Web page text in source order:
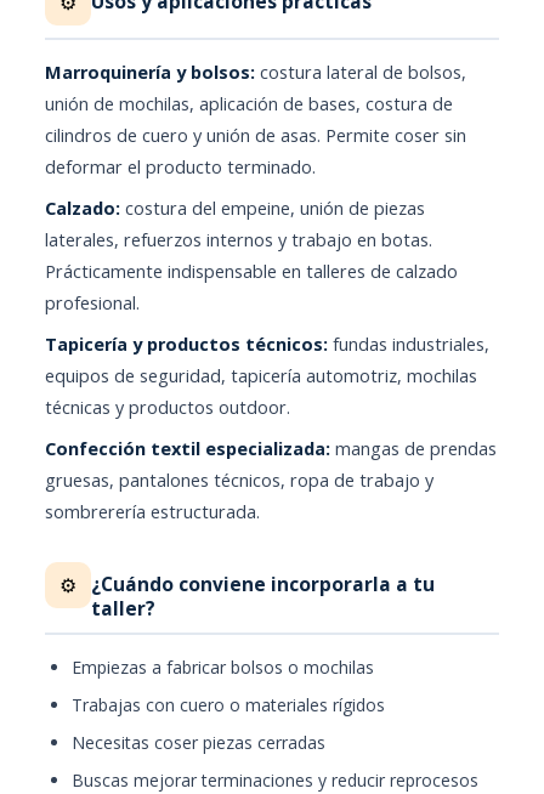
Marroquinería y bolsos:costura lateral de bolsos,
unión de mochilas, aplicación de bases, costura de
cilindros de cuero y unión de asas. Permite coser sin
deformar el producto terminado.
Calzado:costura del empeine, unión de piezas
laterales, refuerzos internos y trabajo en botas.
Prácticamente indispensable en talleres de calzado
profesional.
Tapicería y productos técnicos:fundas industriales,
equipos de seguridad, tapicería automotriz, mochilas
técnicas y productos outdoor.
Confección textil especializada:mangas de prendas
gruesas, pantalones técnicos, ropa de trabajo y
sombrerería estructurada.
⚙️
¿Cuándo conviene incorporarla a tu
taller?
Empiezas a fabricar bolsos o mochilas
Trabajas con cuero o materiales rígidos
Necesitas coser piezas cerradas
Buscas mejorar terminaciones y reducir reprocesos